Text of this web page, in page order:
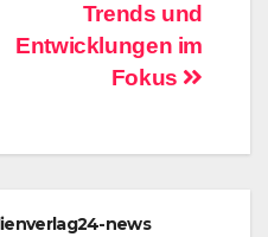
Trends und
Entwicklungen im
Fokus
news